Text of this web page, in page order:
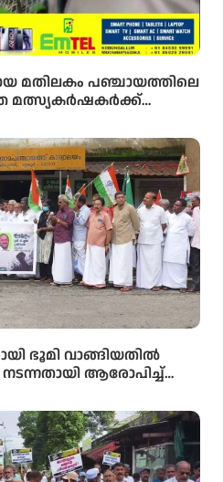
മതിലകം പഞ്ചായത്തിലെ
മത്സ്യകർഷകർക്ക്
ഭൂമി വാങ്ങിയതിൽ
ആരോപിച്ച്
പ്രതിഷേധ മാർച്ച്